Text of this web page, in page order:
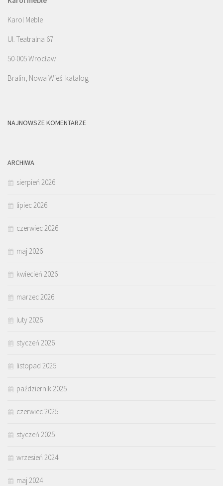
Karol Meble
Ul. Teatralna 67
50-005 Wrocław
Bralin, Nowa Wieś: katalog
NAJNOWSZE KOMENTARZE
ARCHIWA
sierpień 2026
lipiec 2026
czerwiec 2026
maj 2026
kwiecień 2026
marzec 2026
luty 2026
styczeń 2026
listopad 2025
październik 2025
czerwiec 2025
styczeń 2025
wrzesień 2024
maj 2024